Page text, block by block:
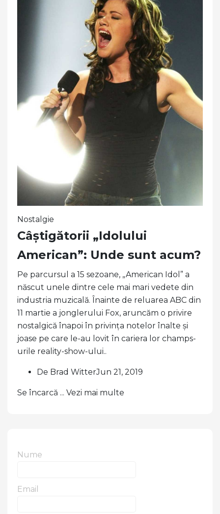
Nostalgie
Câștigătorii „Idolului
American”: Unde sunt acum?
Pe parcursul a 15 sezoane, „American Idol” a
născut unele dintre cele mai mari vedete din
industria muzicală. Înainte de reluarea ABC din
11 martie a jonglerului Fox, aruncăm o privire
nostalgică înapoi în privința notelor înalte și
joase pe care le-au lovit în cariera lor champs-
urile reality-show-ului..
De Brad WitterJun 21, 2019
Se încarcă ... Vezi mai multe
Nume
Email